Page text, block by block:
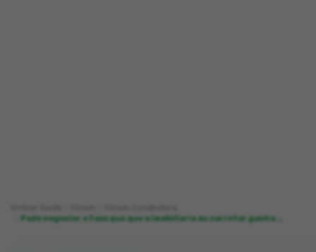
Pode negociar a taxa que que a imobiliaria ou corretor ganha...